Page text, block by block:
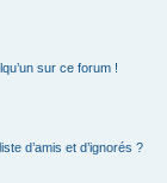
sur ce forum !
d’amis et d’ignorés ?